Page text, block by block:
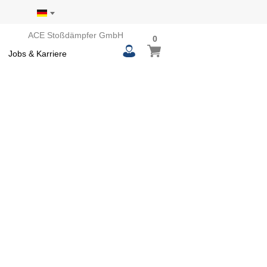
ACE Stoßdämpfer GmbH
Jobs & Karriere
Mein Warenkorb
00
items